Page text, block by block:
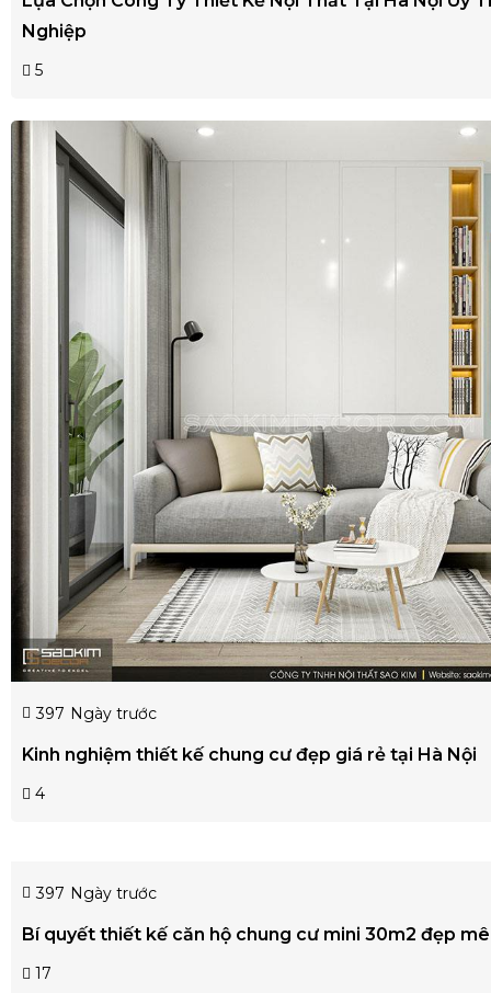
Nghiệp
5
397 Ngày trước
Kinh nghiệm thiết kế chung cư đẹp giá rẻ tại Hà Nội
4
397 Ngày trước
Bí quyết thiết kế căn hộ chung cư mini 30m2 đẹp
17